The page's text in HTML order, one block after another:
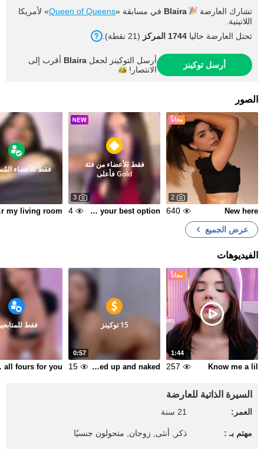
تشارك العارضة Blaira في مسابقة «Queen of Queens» لأمريكا
اللاتينية.
تحتل العارضة حاليا 1744 المركز (21 نقطة).
أرسل توكينز أرسل التوكينز لجعل Blaira أقرب إلى
الانتصار!
الصور
مجاناً
2
New here
640
فقط للأعضاء من فئة
Gold فأعلى
3
If you want passion... I'm your best option😈
4
فقط للأعضاء
🌷
عرض الجميع
الفيديوهات
مجاناً
1:44
Know me a lil
257
0:57
15 توكينز
Oiled up and naked
15
فقط
السيرة الذاتية للعارضة
العمر: 21 سنة
مهتم بـ : ذكر, أنثى, زوجان, متحولون جنسيًا